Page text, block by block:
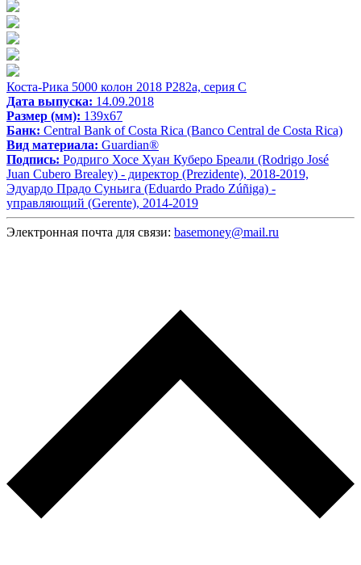
Коста-Рика 5000 колон 2018 P282a, серия C
Дата выпуска: 14.09.2018
Размер (мм): 139x67
Банк: Central Bank of Costa Rica (Banco Central de Costa Rica)
Вид материала: Guardian®
Подпись: Родриго Хосе Хуан Куберо Бреали (Rodrigo José
Juan Cubero Brealey) - директор (Prezidente), 2018-2019,
Эдуардо Прадо Суньига (Eduardo Prado Zúñiga) -
управляющий (Gerente), 2014-2019
Электронная почта для связи: basemoney@mail.ru